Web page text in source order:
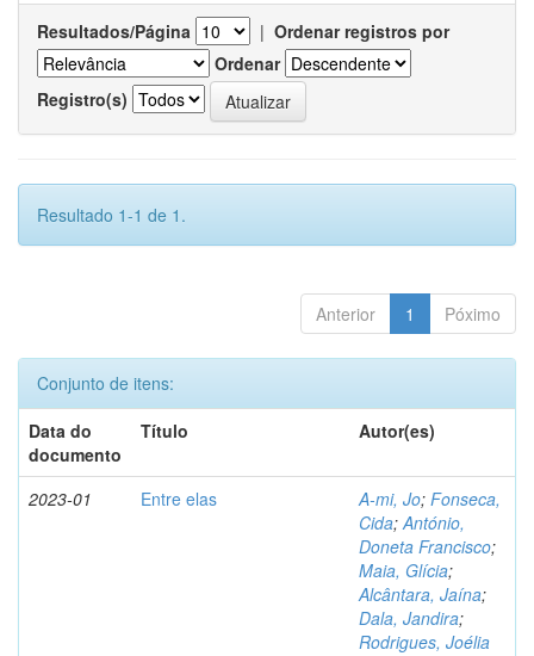
Resultados/Página | Ordenar registros por
Ordenar
Registro(s)
Resultado 1-1 de 1.
Anterior 1 Póximo
Conjunto de itens:
Data do
documento
Título Autor(es)
2023-01 Entre elas A-mi, Jo; Fonseca,
Cida;António,
Doneta Francisco;
Maia, Glícia;
Alcântara, Jaína;
Dala, Jandira;
Rodrigues, Joélia